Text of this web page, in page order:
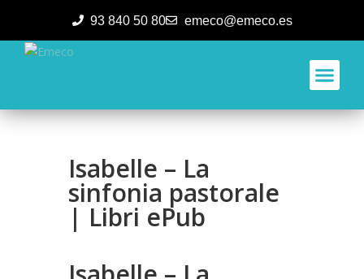
93 840 50 80 emeco@emeco.es
Isabelle – La
sinfonia pastorale
| Libri ePub